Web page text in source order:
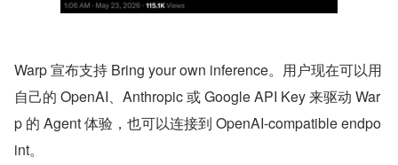
Warp 宣布支持 Bring your own inference。用户现在可以用
自己的 OpenAI、Anthropic 或 Google API Key 来驱动 War
p 的 Agent 体验，也可以连接到 OpenAI-compatible endpo
int。